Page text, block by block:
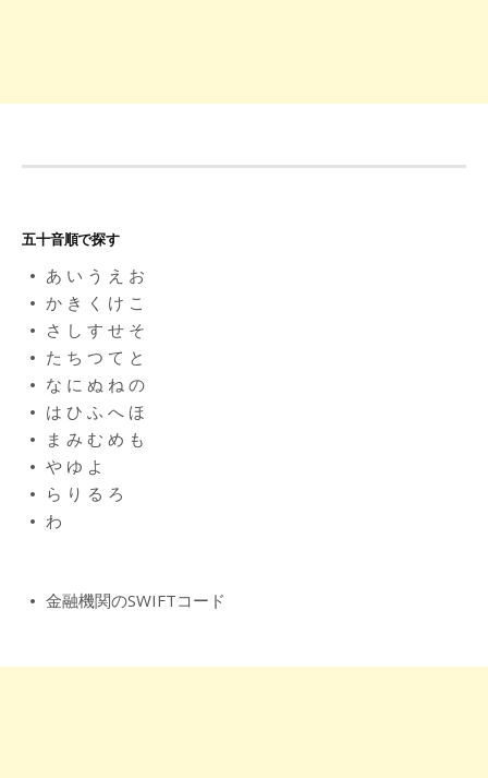
五十音順で探す
あ い う え お
か き く け こ
さ し す せ そ
た ち つ て と
な に ぬ ね の
は ひ ふ へ ほ
ま み む め も
や ゆ よ
ら り る ろ
わ
金融機関のSWIFTコード